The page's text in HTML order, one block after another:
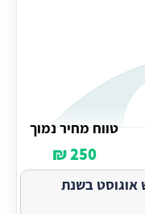
טווח מחיר נמוך
250 ₪
אוגוסט בשנת